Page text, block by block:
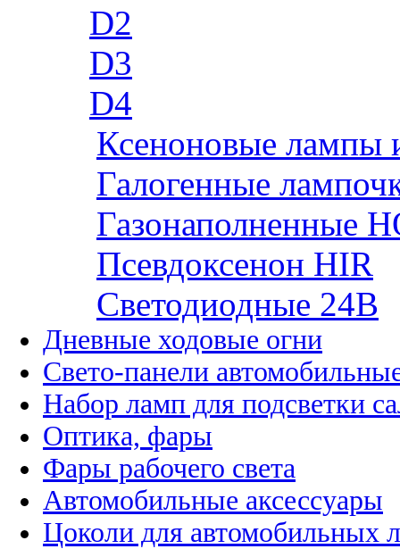
D2
D3
D4
Ксеноновые лампы
Галогенные
Газонаполненные
Псевдоксенон HIR
Cветодиодные 24B
Дневные ходовые огни
Свето-панели
Набор ламп для подсветки
Оптика, фары
Фары рабочего света
Автомобильные аксессуары
Цоколи для автомобильных